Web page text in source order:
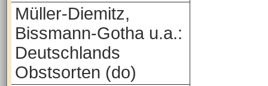
Müller-Diemitz,
Bissmann-Gotha u.a.:
Deutschlands
Obstsorten (do)